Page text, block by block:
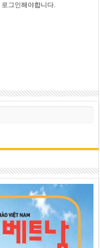
로그인해야합니다.